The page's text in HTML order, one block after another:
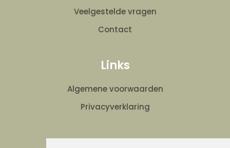
Veelgestelde vragen
Contact
Links
Algemene voorwaarden
Privacyverklaring